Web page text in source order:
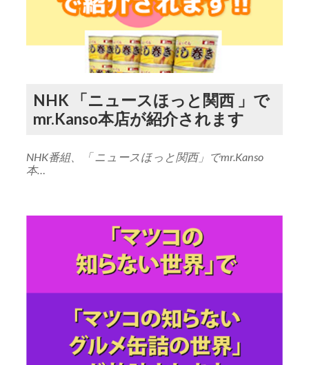
NHK 「ニュースほっと関西 」で
mr.Kanso本店が紹介されます
NHK番組、「 ニュースほっと関西」でmr.Kanso
本…